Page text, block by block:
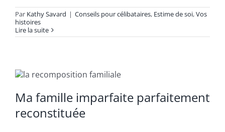
Par Kathy Savard | Conseils pour célibataires, Estime de soi,Vos
histoires
Lire la suite
Ma famille imparfaite parfaitement
reconstituée